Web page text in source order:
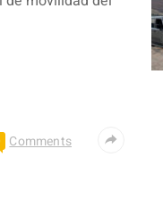
Comments